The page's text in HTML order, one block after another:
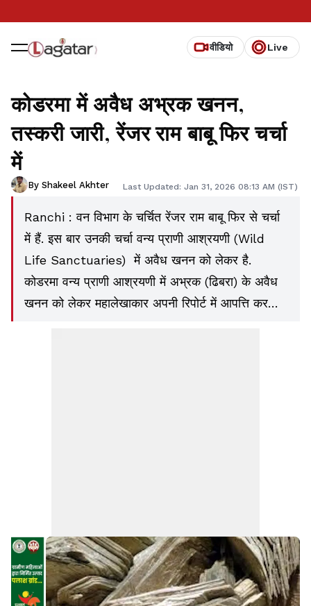
वीडियो Live
कोडरमा में अवैध अभ्रक खनन,
तस्करी जारी, रेंजर राम बाबू फिर चर्चा
में
By Shakeel Akhter Last Updated: Jan 31, 2026 08:13 AM (IST)
Ranchi : वन विभाग के चर्चित रेंजर राम बाबू फिर से चर्चा
में हैं. इस बार उनकी चर्चा वन्य प्राणी आश्रयणी (Wild
Life Sanctuaries) में अवैध खनन को लेकर है.
कोडरमा वन्य प्राणी आश्रयणी में अभ्रक (ढिबरा) के अवैध
खनन को लेकर महालेखाकार अपनी रिपोर्ट में आपत्ति कर